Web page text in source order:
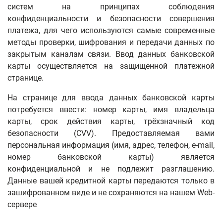
систем на принципах соблюдения
конфиденциальности и безопасности совершения
платежа, для чего используются самые современные
методы проверки, шифрования и передачи данных по
закрытым каналам связи. Ввод данных банковской
карты осуществляется на защищенной платежной
странице.
На странице для ввода данных банковской карты
потребуется ввести: номер карты, имя владельца
карты, срок действия карты, трёхзначный код
безопасности (CVV). Предоставляемая вами
персональная информация (имя, адрес, телефон, e-mail,
номер банковской карты) является
конфиденциальной и не подлежит разглашению.
Данные вашей кредитной карты передаются только в
зашифрованном виде и не сохраняются на нашем Web-
сервере